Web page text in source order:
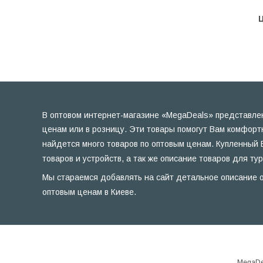
В оптовом интернет-магазине «MegaDeals»
ценам или в розницу. Эти товары помогут Вам
найдется много товаров по оптовым ценам.
товаров и устройств, а так же описание товаров для
Мы стараемся добавлять на сайт детальное описание
оптовым ценам в Киеве.